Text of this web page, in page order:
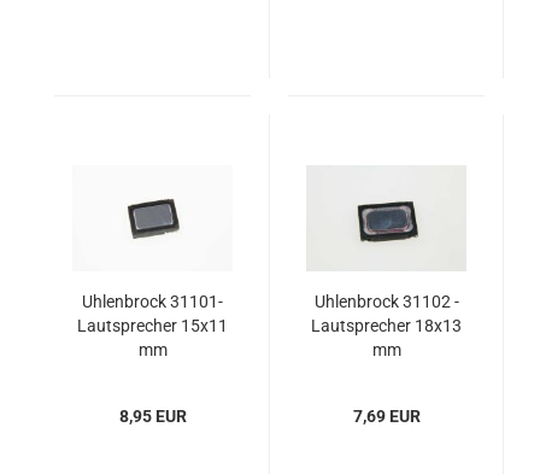
Uhlenbrock 31101-
Lautsprecher 15x11
mm
8,95 EUR
Uhlenbrock 31102 -
Lautsprecher 18x13
mm
7,69 EUR